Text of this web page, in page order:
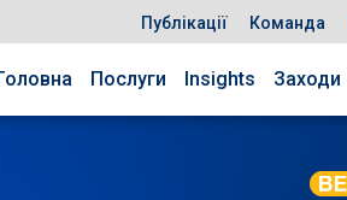
Публікації Команда
Послуги Insights Заходи